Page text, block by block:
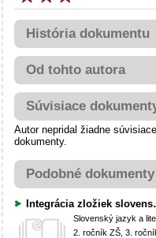
História dokumentu
Od tohto autora
Súvisiace
Autor nepridal žiadne súvisiace
dokumenty.
Podobné dokumenty
Integrácia zložiek
Slovenský jazyk a
2. ročník ZŠ, 3. ročník ZŠ, 4.